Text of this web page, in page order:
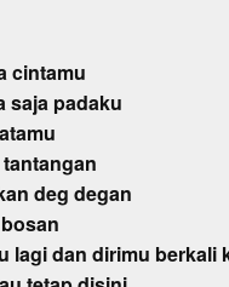
cintamu
saja padaku
deg degan
lagi dan dirimu berkali